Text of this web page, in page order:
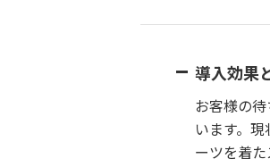
導入効果
お客様の
います。
ーツを着